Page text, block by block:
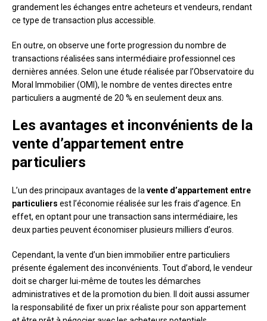
grandement les échanges entre acheteurs et vendeurs, rendant
ce type de transaction plus accessible.
En outre, on observe une forte progression du nombre de
transactions réalisées sans intermédiaire professionnel ces
dernières années. Selon une étude réalisée par l’Observatoire du
Moral Immobilier (OMI), le nombre de ventes directes entre
particuliers a augmenté de 20 % en seulement deux ans.
Les avantages et inconvénients de la
vente d’appartement entre
particuliers
L’un des principaux avantages de la vente d’appartement entre
particuliers est l’économie réalisée sur les frais d’agence. En
effet, en optant pour une transaction sans intermédiaire, les
deux parties peuvent économiser plusieurs milliers d’euros.
Cependant, la vente d’un bien immobilier entre particuliers
présente également des inconvénients. Tout d’abord, le vendeur
doit se charger lui-même de toutes les démarches
administratives et de la promotion du bien. Il doit aussi assumer
la responsabilité de fixer un prix réaliste pour son appartement